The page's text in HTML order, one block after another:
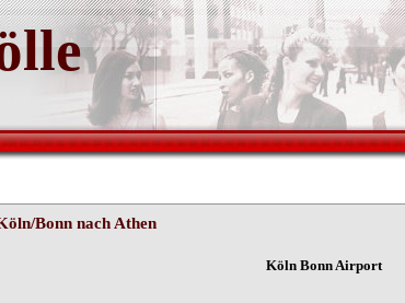
Bonn nach Athen
2022 Köln Bonn Airport